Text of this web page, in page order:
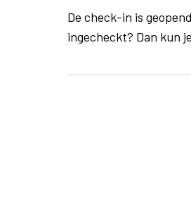
De check-in is
ingecheckt? Dan kun